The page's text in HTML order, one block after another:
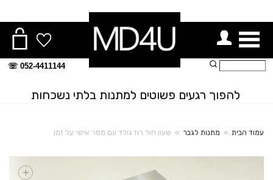
תפריט
052-4411144 ☏
להפוך רגעים פשוטים למתנות בלתי נשכחות
עמוד הבית » מתנות לגבר » שעון חול רוז גולד עם מסר אישי על זמן
+